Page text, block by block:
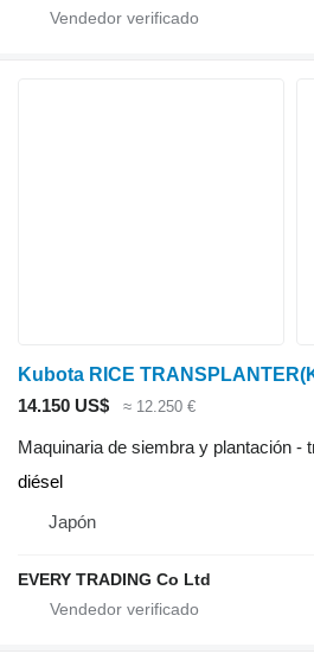
Kubota RICE
14.150 US$
≈ 12.250 €
Maquinaria de siembra y plantación -
diésel
Japón
EVERY TRADING Co Ltd